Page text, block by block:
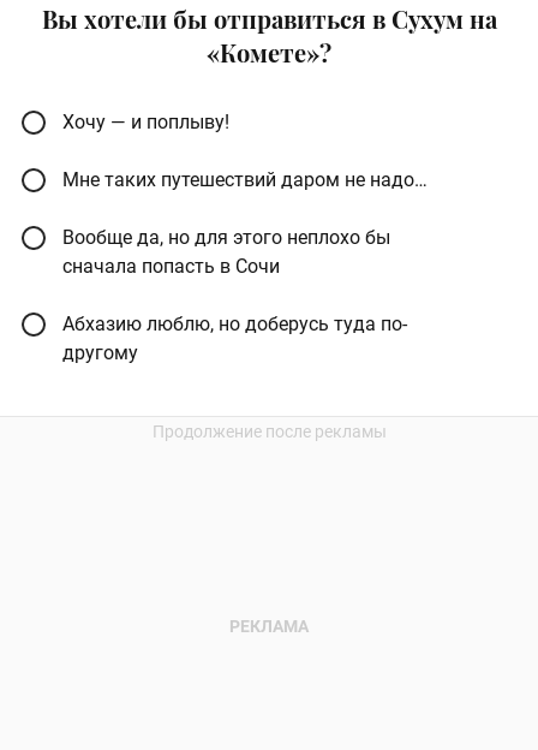
Вы хотели бы отправиться в Сухум на
«Комете»?
Хочу — и поплыву!
Мне таких путешествий даром не надо…
Вообще да, но для этого неплохо бы
сначала попасть в Сочи
Абхазию люблю, но доберусь туда по-
другому